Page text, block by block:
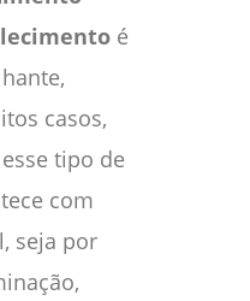
é
casos,
tipo de
com
seja por